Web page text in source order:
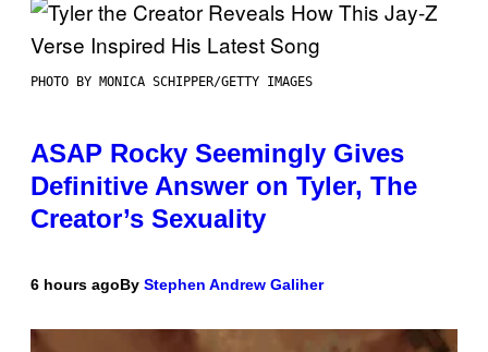
PHOTO BY MONICA SCHIPPER/GETTY IMAGES
ASAP Rocky Seemingly Gives
Definitive Answer on Tyler, The
Creator’s Sexuality
6 hours agoBy Stephen Andrew Galiher